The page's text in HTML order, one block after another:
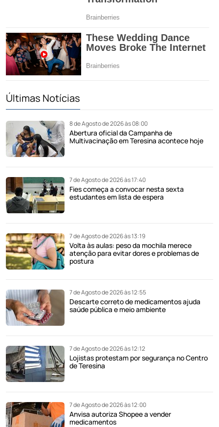
Últimas Notícias
8 de Agosto de 2026 às 08:00
Abertura oficial da Campanha de
Multivacinação em Teresina acontece hoje
7 de Agosto de 2026 às 17:40
Fies começa a convocar nesta sexta
estudantes em lista de espera
7 de Agosto de 2026 às 13:19
Volta às aulas: peso da mochila merece
atenção para evitar dores e problemas de
postura
7 de Agosto de 2026 às 12:55
Descarte correto de medicamentos ajuda
saúde pública e meio ambiente
7 de Agosto de 2026 às 12:12
Lojistas protestam por segurança no Centro
de Teresina
7 de Agosto de 2026 às 12:00
Anvisa autoriza Shopee a vender
medicamentos